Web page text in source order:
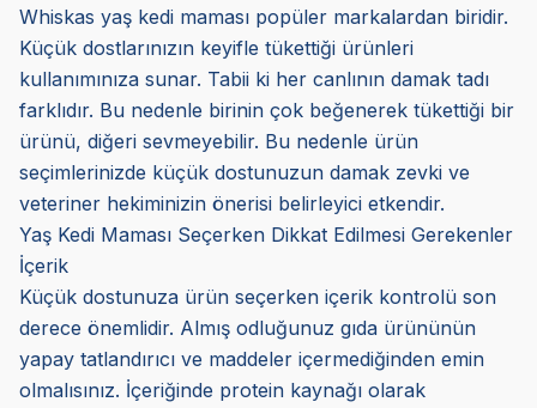
Whiskas yaş kedi maması popüler markalardan biridir.
Küçük dostlarınızın keyifle tükettiği ürünleri
kullanımınıza sunar. Tabii ki her canlının damak tadı
farklıdır. Bu nedenle birinin çok beğenerek tükettiği bir
ürünü, diğeri sevmeyebilir. Bu nedenle ürün
seçimlerinizde küçük dostunuzun damak zevki ve
veteriner hekiminizin önerisi belirleyici etkendir.
Yaş Kedi Maması Seçerken Dikkat Edilmesi Gerekenler
İçerik
Küçük dostunuza ürün seçerken içerik kontrolü son
derece önemlidir. Almış odluğunuz gıda ürününün
yapay tatlandırıcı ve maddeler içermediğinden emin
olmalısınız. İçeriğinde protein kaynağı olarak